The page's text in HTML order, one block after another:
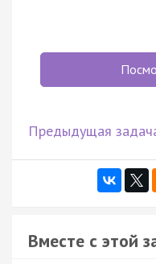
Предыдущая
Вместе с этой